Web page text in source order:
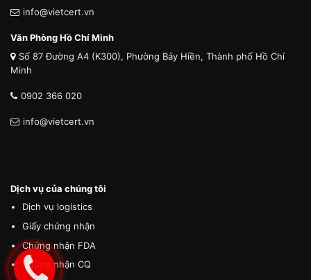
info@vietcert.vn
Văn Phòng Hồ Chí Minh
Số 87 Đường A4 (K300), Phường Bảy Hiền, Thành phố Hồ Chí
Minh
0902 366 020
info@vietcert.vn
Dịch vụ của chúng tôi
Dịch vụ logistics
Giấy chứng nhận
Chứng nhận FDA
Chứng nhận CQ